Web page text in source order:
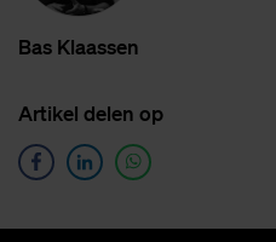
Bas Klaas­sen
Ar­ti­kel de­len op